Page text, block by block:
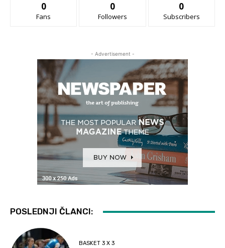
0
Fans
0
Followers
0
Subscribers
- Advertisement -
POSLEDNJI ČLANCI:
BASKET 3 X 3